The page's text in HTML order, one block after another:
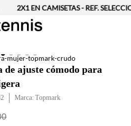
2X1 EN CAMISETAS - REF.
de ajuste cómodo para
Topmark